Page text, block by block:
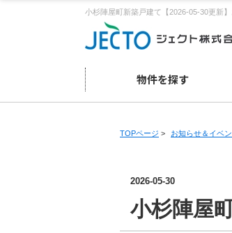
小杉陣屋町新築戸建て【2026-05-30更新
物件を探す
TOPページ > お知らせ＆イベ
2026-05-30
小杉陣屋